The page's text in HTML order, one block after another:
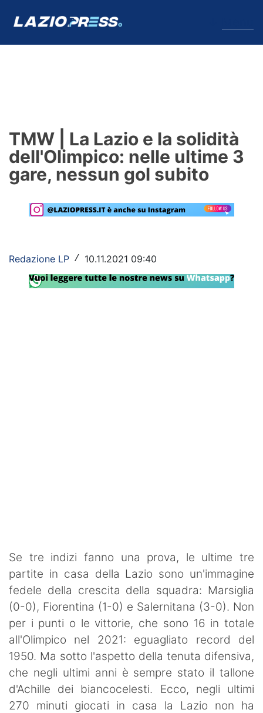
Formello
Infortuni
Primavera
Lazio Women
Rassegna Lazio
Contatti
TMW | La Lazio e la solidità
dell'Olimpico: nelle ultime 3
gare, nessun gol subito
Redazione LP / 10.11.2021 09:40
Se tre indizi fanno una prova, le ultime tre
partite in casa della Lazio sono un'immagine
fedele della crescita della squadra: Marsiglia
(0-0), Fiorentina (1-0) e Salernitana (3-0). Non
per i punti o le vittorie, che sono 16 in totale
all'Olimpico nel 2021: eguagliato record del
1950. Ma sotto l'aspetto della tenuta difensiva,
che negli ultimi anni è sempre stato il tallone
d'Achille dei biancocelesti. Ecco, negli ultimi
270 minuti giocati in casa la Lazio non ha